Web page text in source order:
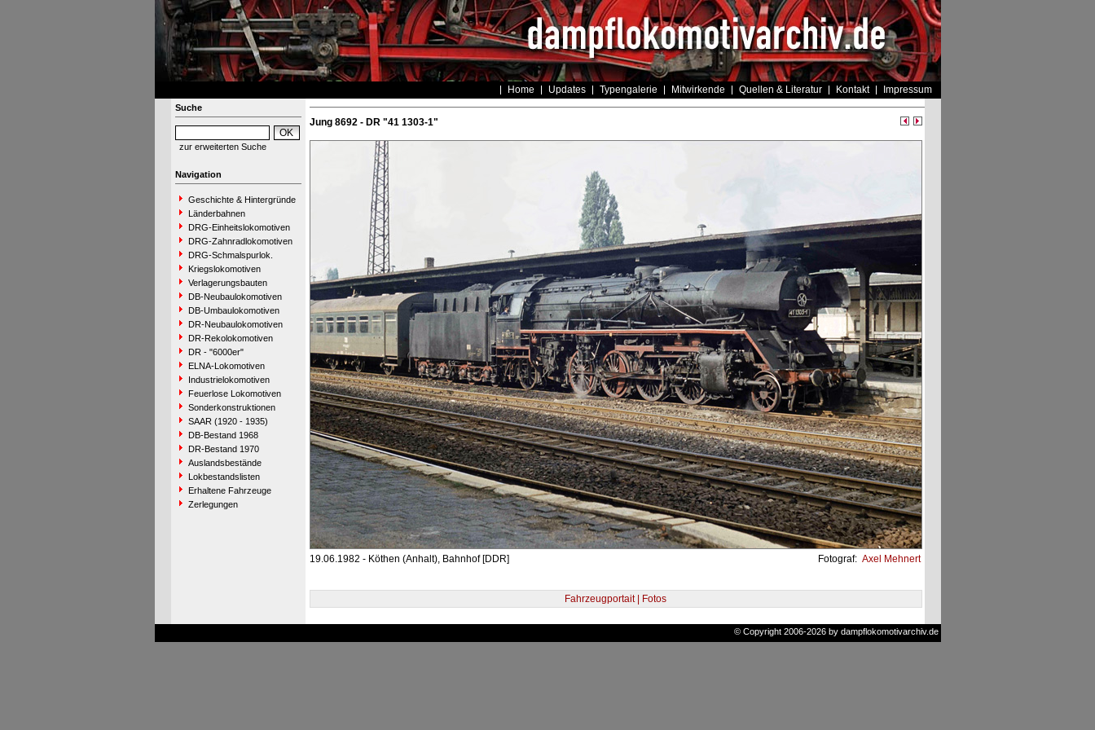
Home Updates Typengalerie Mitwirkende Quellen & Literatur Kontakt Impressum
Suche
zur erweiterten Suche
Navigation
Geschichte & Hintergründe
Länderbahnen
DRG-Einheitslokomotiven
DRG-Zahnradlokomotiven
DRG-Schmalspurlok.
Kriegslokomotiven
Verlagerungsbauten
DB-Neubaulokomotiven
DB-Umbaulokomotiven
DR-Neubaulokomotiven
DR-Rekolokomotiven
DR - "6000er"
ELNA-Lokomotiven
Industrielokomotiven
Feuerlose Lokomotiven
Sonderkonstruktionen
SAAR (1920 - 1935)
DB-Bestand 1968
DR-Bestand 1970
Auslandsbestände
Lokbestandslisten
Erhaltene Fahrzeuge
Zerlegungen
Jung 8692 - DR "41 1303-1"
19.06.1982 - Köthen (Anhalt), Bahnhof [DDR] Fotograf: Axel Mehnert
Fahrzeugportait | Fotos
© Copyright 2006-2026 by dampflokomotivarchiv.de